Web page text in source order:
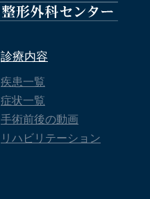
診療内容
疾患一覧
症状一覧
手術前後の動画
リハビリテーション